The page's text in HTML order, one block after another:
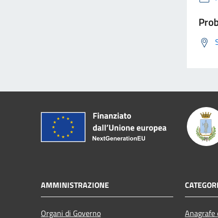
AMMINISTRAZIONE
Organi di Governo